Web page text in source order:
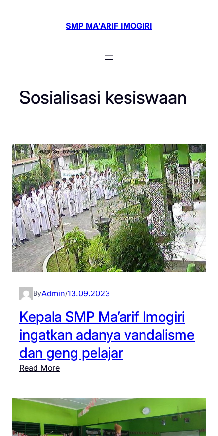
SMP MA'ARIF IMOGIRI
Sosialisasi kesiswaan
ByAdmin/13.09.2023
Kepala SMP Ma’arif Imogiri
ingatkan adanya vandalisme
dan geng pelajar
Read More:
p
l